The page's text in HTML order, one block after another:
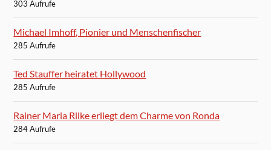
303 Aufrufe
Michael Imhoff, Pionier und Menschenfischer
285 Aufrufe
Ted Stauffer heiratet Hollywood
285 Aufrufe
Rainer Maria Rilke erliegt dem Charme von Ronda
284 Aufrufe